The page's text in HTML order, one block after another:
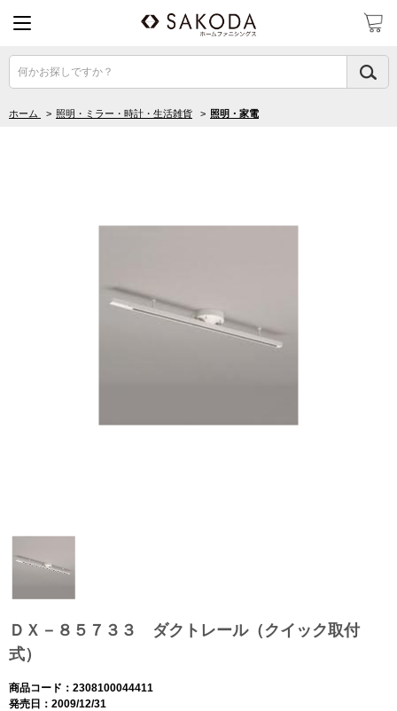
何かお探しですか？
ホーム > 照明・ミラー・時計・生活雑貨 > 照明・家電
ＤＸ－８５７３３ ダクトレール（クイック取付
式）
商品コード：2308100044411
発売日：2009/12/31